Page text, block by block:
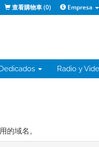
查看購物車 (0) Empresa
Radio y
的域名。